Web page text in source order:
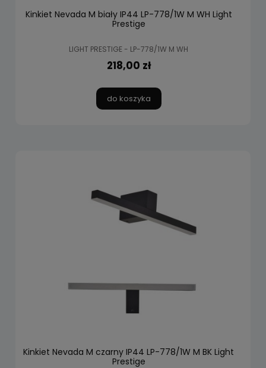
Kinkiet Nevada M biały IP44 LP-778/1W M WH Light
Prestige
LIGHT PRESTIGE - LP-778/1W M WH
218,00 zł
do koszyka
Kinkiet Nevada M czarny IP44 LP-778/1W M BK Light
Prestige